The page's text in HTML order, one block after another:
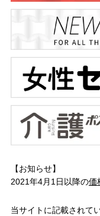
【お知らせ】
2021年4月1日以降の価
当サイトに記載されて